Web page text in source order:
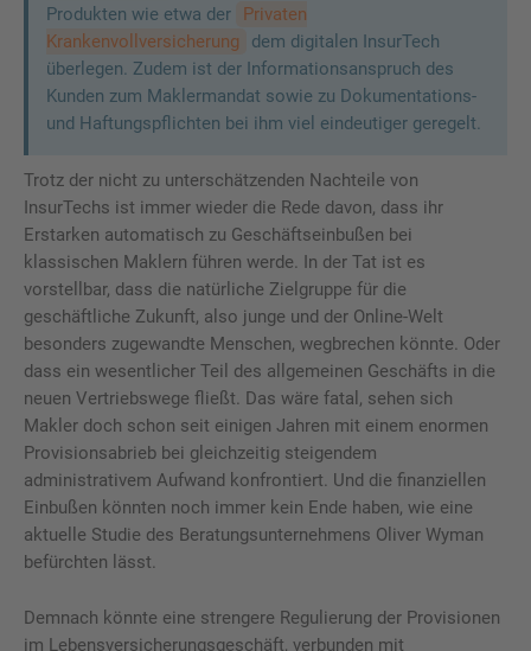
Produkten wie etwa der
Privaten
Krankenvollversicherung
dem digitalen InsurTech
überlegen. Zudem ist der Informationsanspruch des
Kunden zum Maklermandat sowie zu Dokumentations-
und Haftungspflichten bei ihm viel eindeutiger geregelt.
Trotz der nicht zu unterschätzenden Nachteile von
InsurTechs ist immer wieder die Rede davon, dass ihr
Erstarken automatisch zu Geschäftseinbußen bei
klassischen Maklern führen werde. In der Tat ist es
vorstellbar, dass die natürliche Zielgruppe für die
geschäftliche Zukunft, also junge und der Online-Welt
besonders zugewandte Menschen, wegbrechen könnte. Oder
dass ein wesentlicher Teil des allgemeinen Geschäfts in die
neuen Vertriebswege fließt. Das wäre fatal, sehen sich
Makler doch schon seit einigen Jahren mit einem enormen
Provisionsabrieb bei gleichzeitig steigendem
administrativem Aufwand konfrontiert. Und die finanziellen
Einbußen könnten noch immer kein Ende haben, wie eine
aktuelle Studie des Beratungsunternehmens Oliver Wyman
befürchten lässt.
Demnach könnte eine strengere Regulierung der Provisionen
im Lebensversicherungsgeschäft, verbunden mit